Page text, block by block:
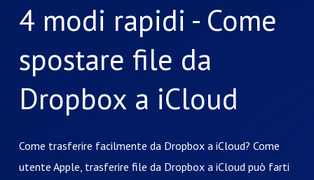
4 modi rapidi - Come
spostare file da
Dropbox a iCloud
Come trasferire facilmente da Dropbox a iCloud? Come
utente Apple, trasferire file da Dropbox a iCloud può farti